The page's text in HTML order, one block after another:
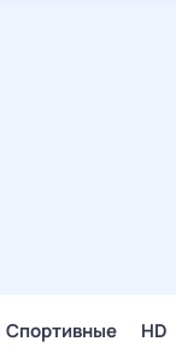
Спортивные HD